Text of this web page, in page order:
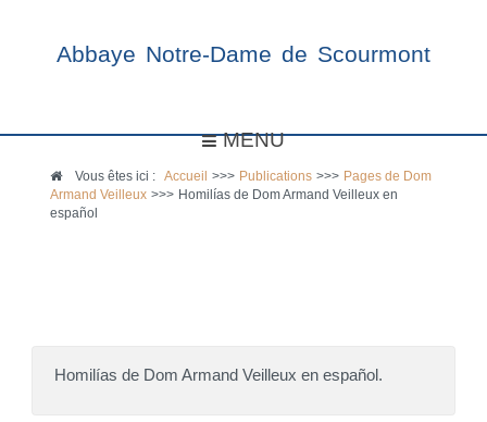
Abbaye Notre-Dame de Scourmont
MENU
Vous êtes ici :Accueil >>> Publications >>> Pages de Dom
Armand Veilleux >>> Homilías de Dom Armand Veilleux en
español
Homilías de Dom Armand Veilleux en español.